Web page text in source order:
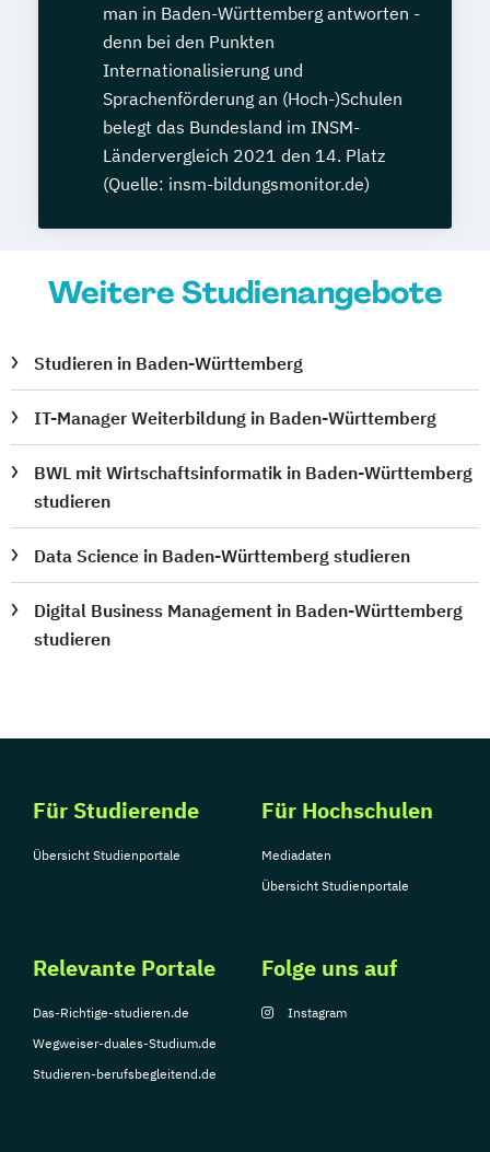
man in Baden-Württemberg antworten -
denn bei den Punkten
Internationalisierung und
Sprachenförderung an (Hoch-)Schulen
belegt das Bundesland im INSM-
Ländervergleich 2021 den 14. Platz
(Quelle: insm-bildungsmonitor.de)
Weitere Studienangebote
Studieren in Baden-Württemberg
IT-Manager Weiterbildung in Baden-Württemberg
BWL mit Wirtschaftsinformatik in Baden-Württemberg
studieren
Data Science in Baden-Württemberg studieren
Digital Business Management in Baden-Württemberg
studieren
Für Studierende
Übersicht Studienportale
Für Hochschulen
Mediadaten
Übersicht Studienportale
Relevante Portale
Das-Richtige-studieren.de
Wegweiser-duales-Studium.de
Studieren-berufsbegleitend.de
Folge uns auf
Instagram